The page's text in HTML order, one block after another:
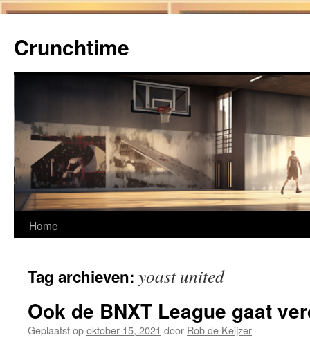
de
inhoud
Crunchtime
Home
Tag archieven: yoast united
Ook de BNXT League gaat
Geplaatst opoktober 15, 2021 door Rob de Keijzer